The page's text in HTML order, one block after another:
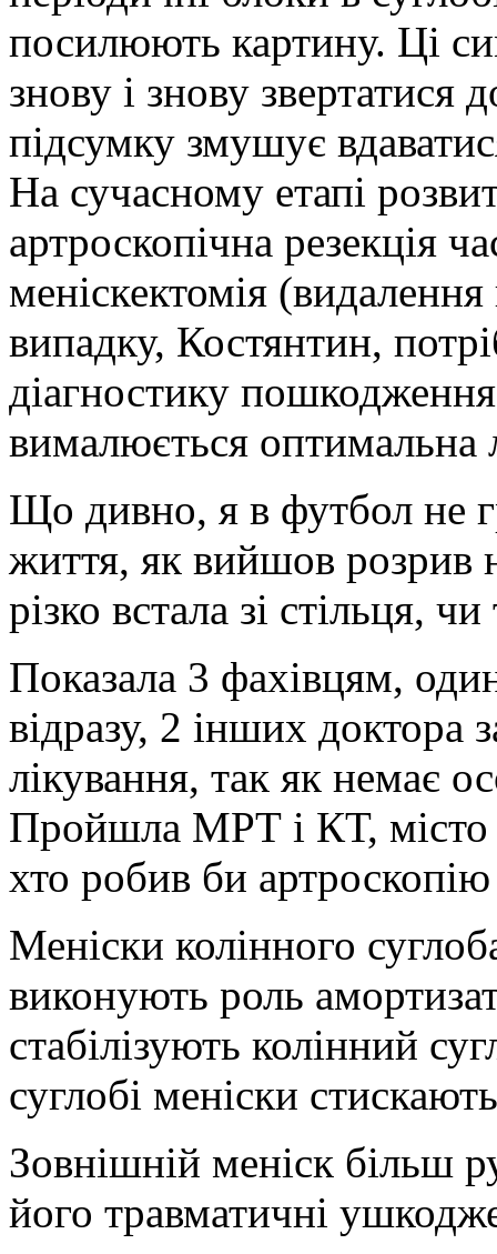
посилюють картину. Ці
знову і знову звертатися
підсумку змушує
На сучасному етапі
артроскопічна резекція
меніскектомія
випадку, Костянтин,
діагностику
вималюється оптимальна
Що дивно, я в футбол не
життя, як вийшов розрив
різко встала зі стільця,
Показала 3 фахівцям,
відразу, 2 інших доктора
лікування, так як немає
Пройшла МРТ і КТ, місто
хто робив би
Меніски колінного
виконують роль
стабілізують колінний
суглобі меніски
Зовнішній меніск більш
його травматичні